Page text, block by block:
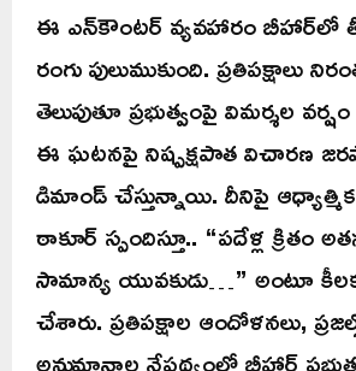
ఈ ఎన్‌కౌంటర్ వ్యవహారం బీహార్‌లో
రంగు పులుముకుంది. ప్రతిపక్షాలు
తెలుపుతూ ప్రభుత్వంపై విమర్శల
ఈ ఘటనపై నిష్పక్షపాత విచారణ
డిమాండ్ చేస్తున్నాయి. దీనిపై
ఠాకూర్ స్పందిస్తూ.. “పదేళ్ల క్రితం
సామాన్య యువకుడు…” అంటూ
చేశారు. ప్రతిపక్షాల ఆందోళనలు,